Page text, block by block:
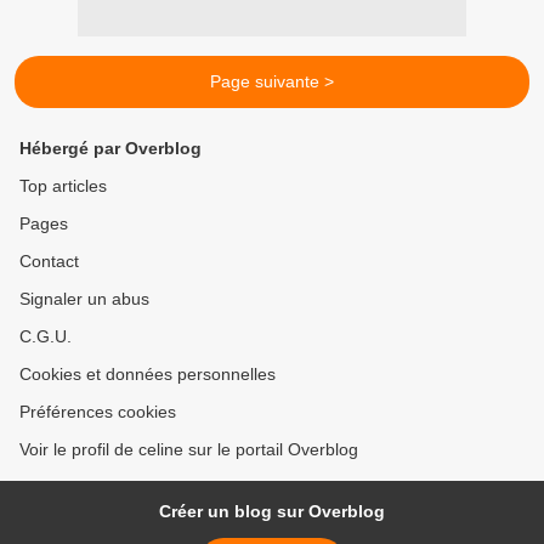
Page suivante >
Hébergé par Overblog
Top articles
Pages
Contact
Signaler un abus
C.G.U.
Cookies et données personnelles
Préférences cookies
Voir le profil de celine sur le portail Overblog
Créer un blog sur Overblog